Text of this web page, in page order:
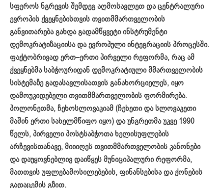
სფეროს ნგრევის შემდეგ აღმოსავლეთ და ცენტრალური
ევროპის ქვეყნებისთვის თვითმმართველობის
განვითარება გახდა გადამწყვეტი ინსტრუმენტი
დემოკრატიზაციისა და ევროპული ინტეგრაციის პროცესში.
ფაქტობრივად ერთ–ერთი პირველი რეფორმა, რაც ამ
ქვეყნებმა საბჭოურიდან დემოკრატიულიმმართველობის
სისტემაზე გადასავლისათვის განახორციელეს, იყო
დამოუკიდებელი თვითმმართველობის ფორმირება.
პოლონეთმა, ჩეხოსლოვაკიამ (ჩეხეთი და სლოვაკეთი
მაშინ ერთი სახელმწიფო იყო) და უნგრეთმა უკვე 1990
წელს, პირველი პოსტსაბჭოთა ხელისუფლების
არჩევისთანავე,მიიიღეს თვითმმართველობის კანონები
და დაუყოვნებლივ დაიწყეს მუნიციპალური რეფორმა,
მათთვის უფლებამოსილებების, ფინანსებისადა ქონების
გადაცემის გზით.